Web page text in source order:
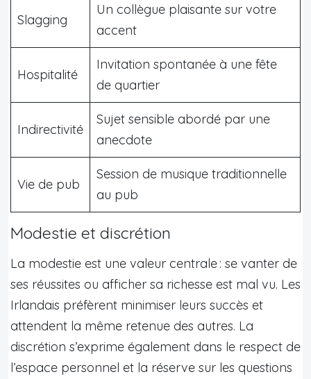
Slagging
Un collègue plaisante sur votre
accent
Hospitalité
Invitation spontanée à une fête
de quartier
Indirectivité
Sujet sensible abordé par une
anecdote
Vie de pub
Session de musique traditionnelle
au pub
Modestie et discrétion
La modestie est une valeur centrale : se vanter de
ses réussites ou afficher sa richesse est mal vu. Les
Irlandais préfèrent minimiser leurs succès et
attendent la même retenue des autres. La
discrétion s’exprime également dans le respect de
l’espace personnel et la réserve sur les questions